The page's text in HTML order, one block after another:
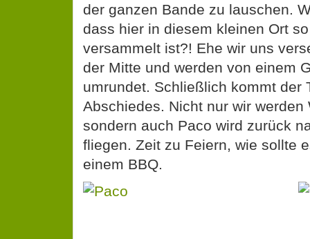
der ganzen Bande zu lauschen.
dass hier in diesem kleinen Ort
versammelt ist?! Ehe wir uns
der Mitte und werden von einem
umrundet. Schließlich kommt der
Abschiedes. Nicht nur wir werden
sondern auch Paco wird zurück
fliegen. Zeit zu Feiern, wie sollte
einem BBQ.